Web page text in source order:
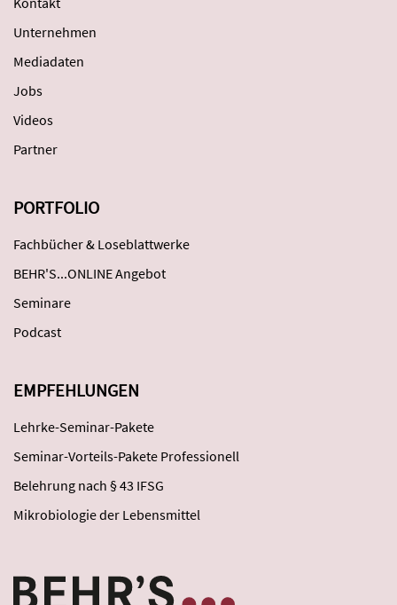
Unternehmen
Mediadaten
Jobs
Videos
Partner
PORTFOLIO
Fachbücher & Loseblattwerke
BEHR'S...ONLINE Angebot
Seminare
Podcast
EMPFEHLUNGEN
Lehrke-Seminar-Pakete
Seminar-Vorteils-Pakete Professionell
Belehrung nach § 43 IFSG
Mikrobiologie der Lebensmittel